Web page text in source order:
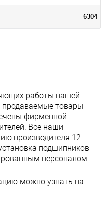
6304
работы нашей
продаваемые товары
фирменной
Все наши
производителя 12
подшипников
персоналом.
можно узнать на